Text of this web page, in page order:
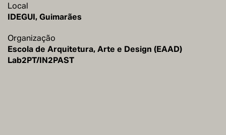
Local
IDEGUI, Guimarães
Organização
Escola de Arquitetura, Arte e Design (EAAD)
Lab2PT/IN2PAST